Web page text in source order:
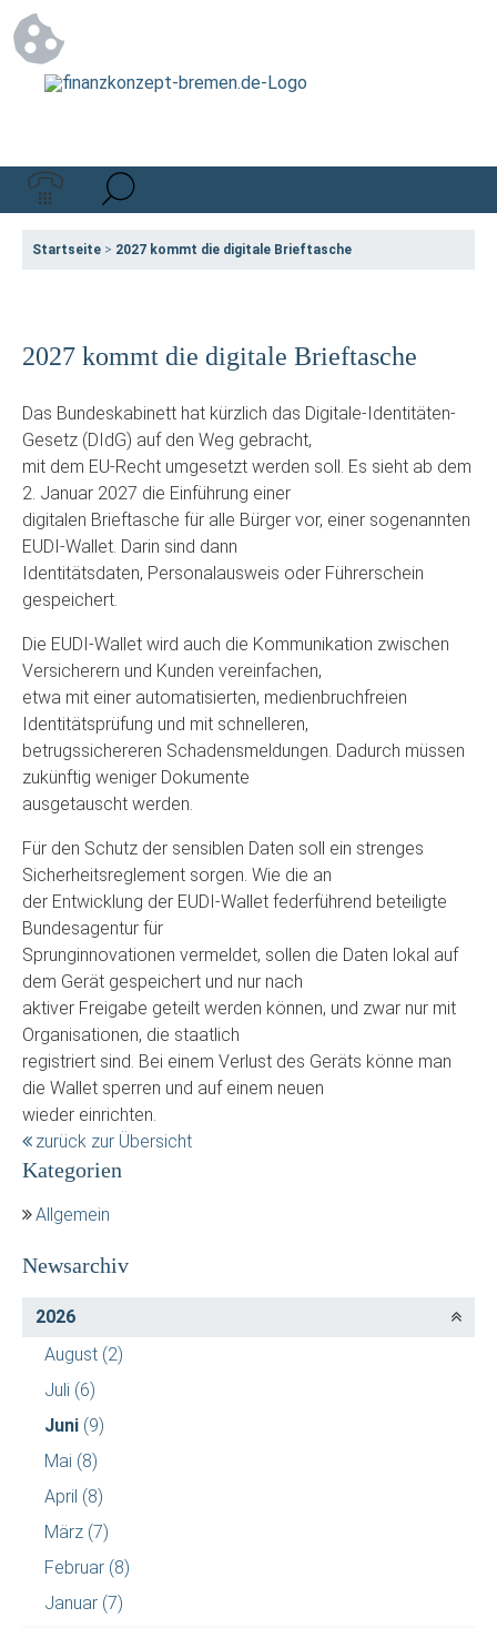
Startseite > 2027 kommt die digitale Brieftasche
2027 kommt die digitale Brieftasche
Das Bundeskabinett hat kürzlich das Digitale-Identitäten-
Gesetz (DIdG) auf den Weg gebracht,
mit dem EU-Recht umgesetzt werden soll. Es sieht ab dem
2. Januar 2027 die Einführung einer
digitalen Brieftasche für alle Bürger vor, einer sogenannten
EUDI-Wallet. Darin sind dann
Identitätsdaten, Personalausweis oder Führerschein
gespeichert.
Die EUDI-Wallet wird auch die Kommunikation zwischen
Versicherern und Kunden vereinfachen,
etwa mit einer automatisierten, medienbruchfreien
Identitätsprüfung und mit schnelleren,
betrugssichereren Schadensmeldungen. Dadurch müssen
zukünftig weniger Dokumente
ausgetauscht werden.
Für den Schutz der sensiblen Daten soll ein strenges
Sicherheitsreglement sorgen. Wie die an
der Entwicklung der EUDI-Wallet federführend beteiligte
Bundesagentur für
Sprunginnovationen vermeldet, sollen die Daten lokal auf
dem Gerät gespeichert und nur nach
aktiver Freigabe geteilt werden können, und zwar nur mit
Organisationen, die staatlich
registriert sind. Bei einem Verlust des Geräts könne man
die Wallet sperren und auf einem neuen
wieder einrichten.
zurück zur Übersicht
Kategorien
Allgemein
Newsarchiv
2026
August (2)
Juli (6)
Juni (9)
Mai (8)
April (8)
März (7)
Februar (8)
Januar (7)